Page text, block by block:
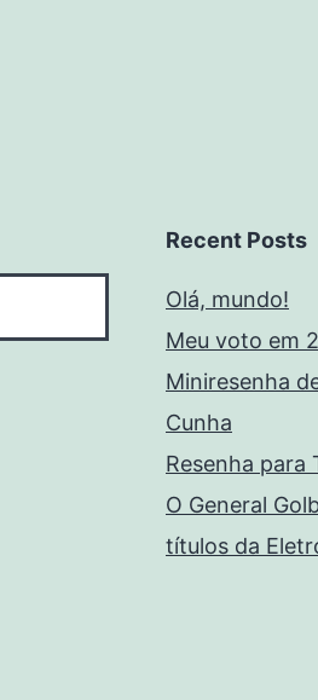
Recent Posts
Olá, mundo!
Meu voto em
Miniresenha
Cunha
Resenha para
O General
títulos da